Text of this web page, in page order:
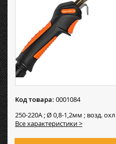
Код товара: 0001084
250-220А ; Ø 0,8-1,2мм ; возд.
Все характеристики >